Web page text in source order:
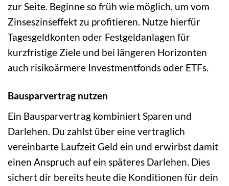
zur Seite. Beginne so früh wie möglich, um vom
Zinseszinseffekt zu profitieren. Nutze hierfür
Tagesgeldkonten oder Festgeldanlagen für
kurzfristige Ziele und bei längeren Horizonten
auch risikoärmere Investmentfonds oder ETFs.
Bausparvertrag nutzen
Ein Bausparvertrag kombiniert Sparen und
Darlehen. Du zahlst über eine vertraglich
vereinbarte Laufzeit Geld ein und erwirbst damit
einen Anspruch auf ein späteres Darlehen. Dies
sichert dir bereits heute die Konditionen für dein